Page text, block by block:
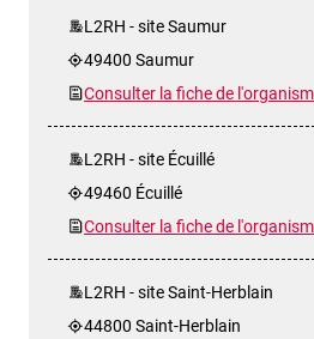
L2RH - site Saumur
49400 Saumur
Consulter la fiche de
L2RH - site Écuillé
49460 Écuillé
Consulter la fiche de
L2RH - site Saint-Herblain
44800 Saint-Herblain